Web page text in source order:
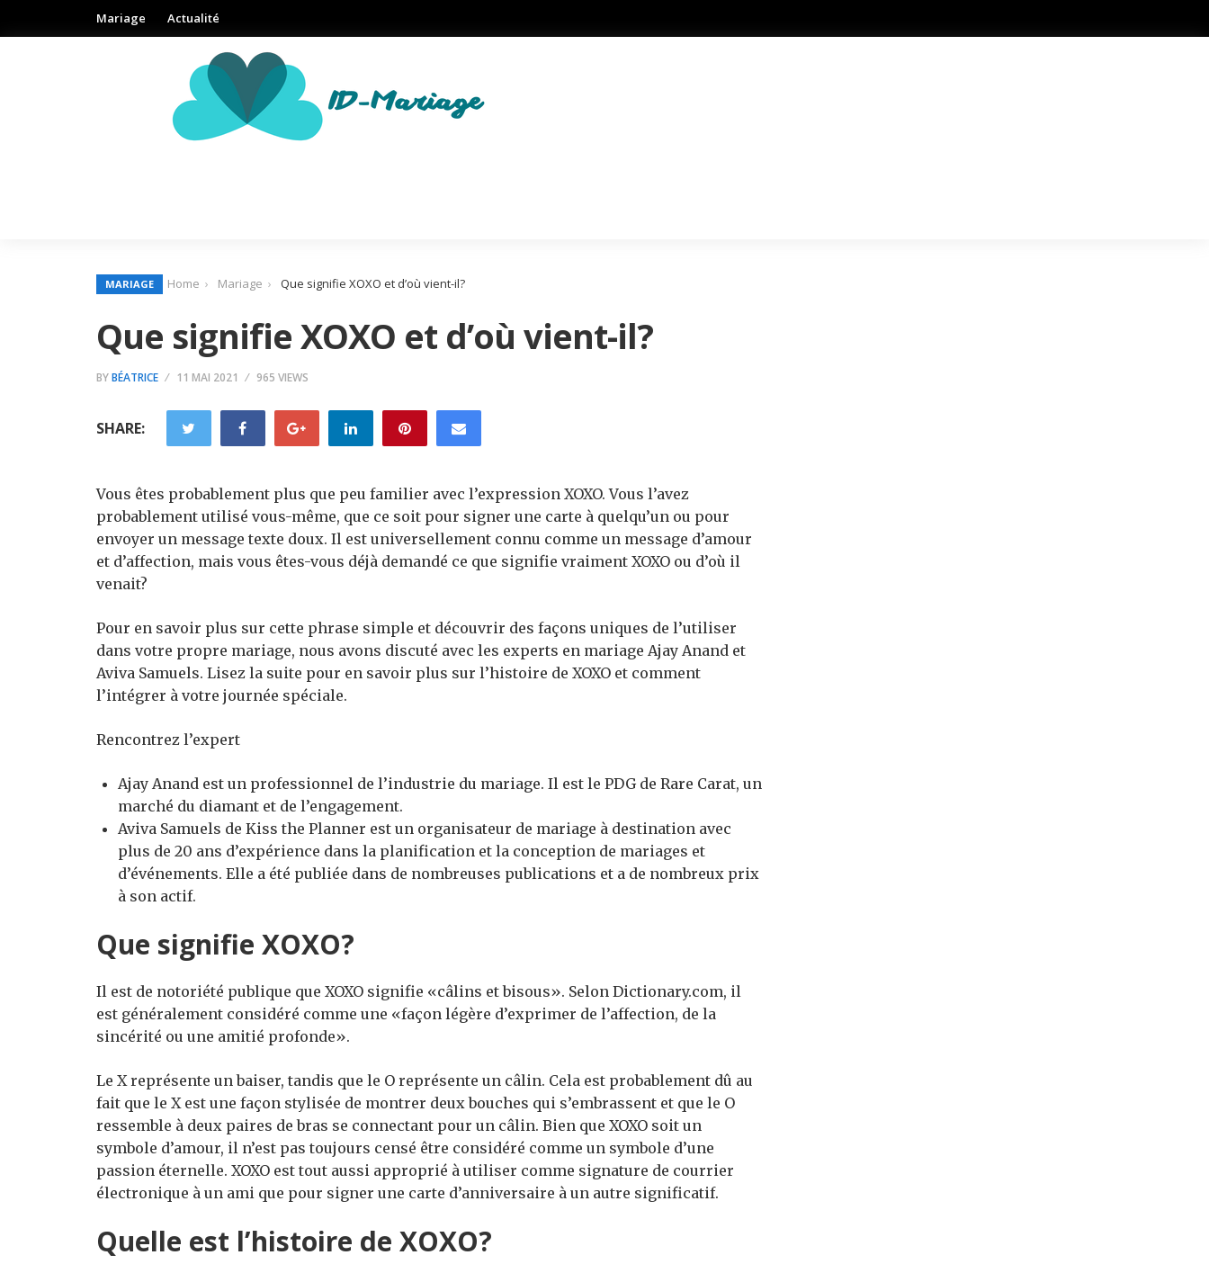
Mariage Actualité
MARIAGE Home Mariage Que signifie XOXO et d’où vient-il?
Que signifie XOXO et d’où vient-il?
BYBÉATRICE 11 MAI 2021 965 VIEWS
SHARE:
Vous êtes probablement plus que peu familier avec l’expression XOXO. Vous l’avez
probablement utilisé vous-même, que ce soit pour signer une carte à quelqu’un ou pour
envoyer un message texte doux. Il est universellement connu comme un message d’amour
et d’affection, mais vous êtes-vous déjà demandé ce que signifie vraiment XOXO ou d’où il
venait?
Pour en savoir plus sur cette phrase simple et découvrir des façons uniques de l’utiliser
dans votre propre mariage, nous avons discuté avec les experts en mariage Ajay Anand et
Aviva Samuels. Lisez la suite pour en savoir plus sur l’histoire de XOXO et comment
l’intégrer à votre journée spéciale.
Rencontrez l’expert
Ajay Anand est un professionnel de l’industrie du mariage. Il est le PDG de Rare Carat, un
marché du diamant et de l’engagement.
Aviva Samuels de Kiss the Planner est un organisateur de mariage à destination avec
plus de 20 ans d’expérience dans la planification et la conception de mariages et
d’événements. Elle a été publiée dans de nombreuses publications et a de nombreux prix
à son actif.
Que signifie XOXO?
Il est de notoriété publique que XOXO signifie «câlins et bisous». Selon Dictionary.com, il
est généralement considéré comme une «façon légère d’exprimer de l’affection, de la
sincérité ou une amitié profonde».
Le X représente un baiser, tandis que le O représente un câlin. Cela est probablement dû au
fait que le X est une façon stylisée de montrer deux bouches qui s’embrassent et que le O
ressemble à deux paires de bras se connectant pour un câlin. Bien que XOXO soit un
symbole d’amour, il n’est pas toujours censé être considéré comme un symbole d’une
passion éternelle. XOXO est tout aussi approprié à utiliser comme signature de courrier
électronique à un ami que pour signer une carte d’anniversaire à un autre significatif.
Quelle est l’histoire de XOXO?